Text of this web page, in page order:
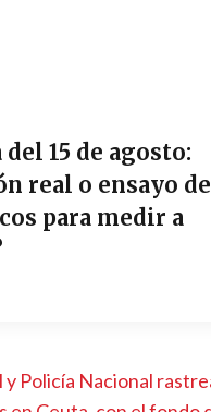
del 15 de agosto:
real o ensayo de
para medir a